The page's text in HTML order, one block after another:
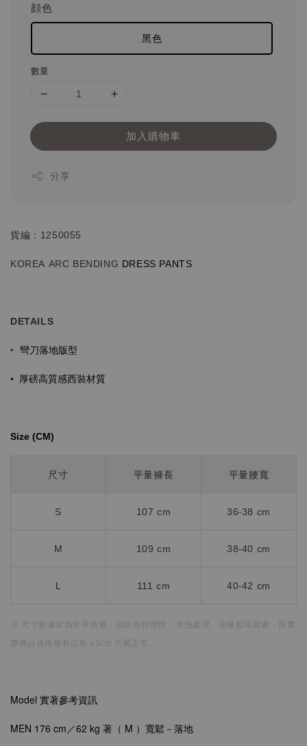
顔色
黑色
數量
加入購物車
分享
貨編：1250055
KOREA ARC BENDING DRESS PANTS
DETAILS
• 彎刀落地版型
• 厚磅高質感西裝材質
Size (CM)⁡⁡
尺寸 平量褲長 平量腰寬
S 107 cm 36-38 cm
M 109 cm 38-40 cm
L 111 cm 40-42 cm
※ 尺寸數據皆為水平測量， 由於布料彈性、水洗處理、測量點等因素，
際商品規格略有誤差 ±3cm 均屬正常。
Model 實著參考資訊
MEN 176 cm／62 kg 著（ M ）寬鬆－落地